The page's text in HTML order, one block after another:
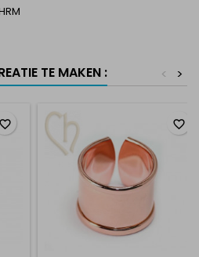
TE MAKEN : >
<
favorite_border favorite_border